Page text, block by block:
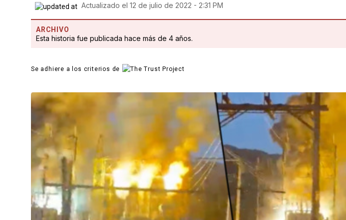
Actualizado el12 de julio de 2022 - 2:31 PM
ARCHIVO
Esta historia fue publicada hace más de 4 años.
Se adhiere a los criterios de